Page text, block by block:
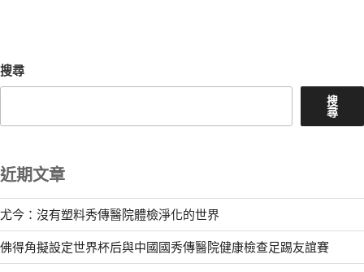
搜尋
搜
尋
近期文章
尤今：沒有塑料秀傳醫院體檢淨化的世界
佛得角擬設定世界杯后與中國國秀傳醫院健康檢查足踢友誼賽